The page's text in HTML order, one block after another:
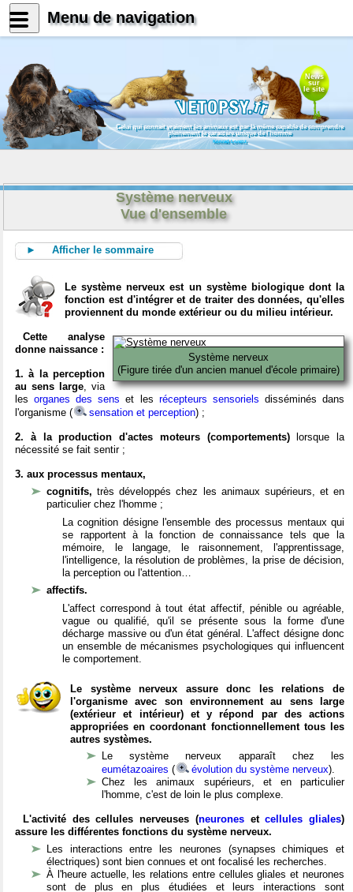
News
sur
le site
Celui qui connait vraiment les animaux est par là même capable de comprendre
pleinement le caractère unique de l'homme
Konrad Lorenz
Système nerveux
Vue d'ensemble
► Afficher le sommaire
Le système nerveux est un système biologique dont la
fonction est d'intégrer et de traiter des données, qu'elles
proviennent du monde extérieur ou du milieu intérieur.
Système nerveux
(Figure tirée d'un ancien manuel d'école primaire)
Cette analyse
donne naissance :
1. à la perception
au sens large, via
lesorganes des sens et les récepteurs sensoriels disséminés dans
l'organisme (
sensation et perception) ;
2. à la production d'actes moteurs (comportements)lorsque la
nécessité se fait sentir ;
3. aux processus mentaux,
cognitifs,très développés chez les animaux supérieurs, et en
particulier chez l'homme ;
La cognition désigne l'ensemble des processus mentaux qui
se rapportent à la fonction de connaissance tels que la
mémoire, le langage, le raisonnement, l'apprentissage,
l'intelligence, la résolution de problèmes, la prise de décision,
la perception ou l'attention…
affectifs.
L'affect correspond à tout état affectif, pénible ou agréable,
vague ou qualifié, qu'il se présente sous la forme d'une
décharge massive ou d'un état général. L'affect désigne donc
un ensemble de mécanismes psychologiques qui influencent
le comportement.
Le système nerveux assure donc les relations de
l'organisme avec son environnement au sens large
(extérieur et intérieur) et y répond par des actions
appropriées en coordonant fonctionnellement tous les
autres systèmes.
Le système nerveux apparaît chez les
eumétazoaires ( évolution du système nerveux).
Chez les animaux supérieurs, et en particulier
l'homme, c'est de loin le plus complexe.
L'activité des cellules nerveuses (neuronesetcellules gliales)
assure les différentes fonctions du système nerveux.
Les interactions entre les neurones (synapses chimiques et
électriques) sont bien connues et ont focalisé les recherches.
À l'heure actuelle, les relations entre cellules gliales et neurones
sont de plus en plus étudiées et leurs interactions sont
Menu de navigation